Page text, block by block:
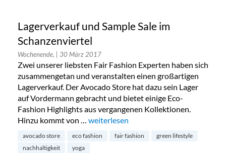
Lagerverkauf und Sample Sale im
Schanzenviertel
Wochenende, | 30 März 2017
Zwei unserer liebsten Fair Fashion Experten haben sich
zusammengetan und veranstalten einen großartigen
Lagerverkauf. Der Avocado Store hat dazu sein Lager
auf Vordermann gebracht und bietet einige Eco-
Fashion Highlights aus vergangenen Kollektionen.
Hinzu kommt von … „Lagerverkauf und Sample Sale im
weiterlesen
avocado store eco fashion fair fashion
green lifestyle
nachhaltigkeit
yoga